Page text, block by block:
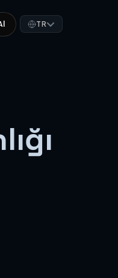
TR